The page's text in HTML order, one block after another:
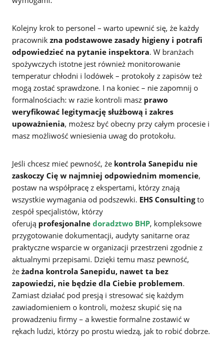
Kolejny krok to personel – warto upewnić się, że każdy
pracownik zna podstawowe zasady higieny i potrafi
odpowiedzieć na pytanie inspektora. W branżach
spożywczych istotne jest również monitorowanie
temperatur chłodni i lodówek – protokoły z zapisów też
mogą zostać sprawdzone. I na koniec – nie zapomnij o
formalnościach: w razie kontroli masz prawo
weryfikować legitymację służbową i zakres
upoważnienia, możesz być obecny przy całym procesie i
masz możliwość wniesienia uwag do protokołu.
Jeśli chcesz mieć pewność, że kontrola Sanepidu nie
zaskoczy Cię w najmniej odpowiednim momencie,
postaw na współpracę z ekspertami, którzy znają
wszystkie wymagania od podszewki. EHS Consultingto
zespół specjalistów, którzy
oferują profesjonalne doradztwo BHP, kompleksowe
przygotowanie dokumentacji, audyty sanitarne oraz
praktyczne wsparcie w organizacji przestrzeni zgodnie z
aktualnymi przepisami. Dzięki temu masz pewność,
że żadna kontrola Sanepidu, nawet ta bez
zapowiedzi, nie będzie dla Ciebie problemem.
Zamiast działać pod presją i stresować się każdym
zawiadomieniem o kontroli, możesz skupić się na
prowadzeniu firmy – a kwestie formalne zostawić w
rękach ludzi, którzy po prostu wiedzą, jak to robić dobrze.